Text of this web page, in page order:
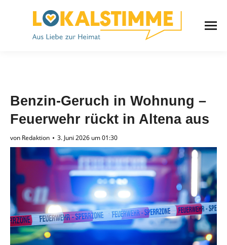
Benzin-Geruch in Wohnung –
Feuerwehr rückt in Altena aus
von Redaktion 3. Juni 2026 um 01:30